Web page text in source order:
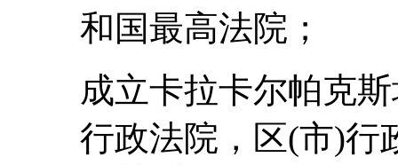
和国最高法院；
成立卡拉卡尔帕克
行政法院，区(市)行